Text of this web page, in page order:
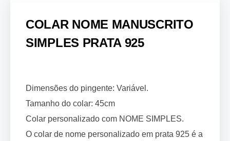
COLAR NOME MANUSCRITO
SIMPLES PRATA 925
Dimensões do pingente: Variável.
Tamanho do colar: 45cm
Colar personalizado com NOME SIMPLES.
O colar de nome personalizado em prata 925 é a